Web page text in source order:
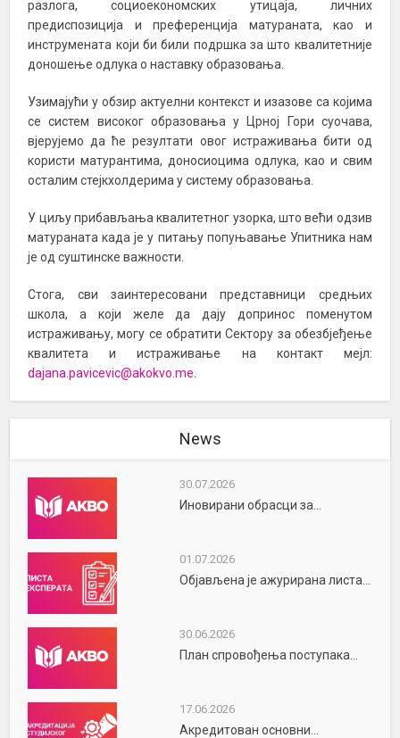
разлога, социоекономских утицаја, личних
предиспозиција и преференција матураната, као и
инструмената који би били подршка за што квалитетније
доношење одлука о наставку образовања.
Узимајући у обзир актуелни контекст и изазове са којима
се систем високог образовања у Црној Гори суочава,
вјерујемо да ће резултати овог истраживања бити од
користи матурантима, доносиоцима одлука, као и свим
осталим стејкхолдерима у систему образовања.
У циљу прибављања квалитетног узорка, што већи одзив
матураната када је у питању попуњавање Упитника нам
је од суштинске важности.
Стога, сви заинтересовани представници средњих
школа, а који желе да дају допринос поменутом
истраживању, могу се обратити Сектору за обезбјеђење
квалитета и истраживање на контакт мејл:
dajana.pavicevic@akokvo.me
News
30.07.2026
Иновирани обрасци за...
01.07.2026
Објављена је ажурирана листа...
30.06.2026
План спровођења поступака...
17.06.2026
Акредитован основни...